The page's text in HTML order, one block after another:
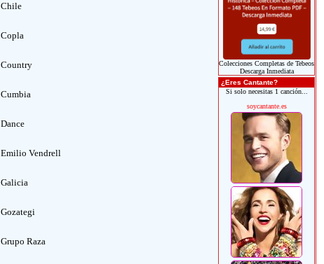
Chile
Copla
Country
Cumbia
Dance
Emilio Vendrell
Galicia
Gozategi
Grupo Raza
Colecciones Completas de Tebeos
Descarga Inmediata
¿Eres Cantante?
Si solo necesitas 1 canción...
soycantante.es